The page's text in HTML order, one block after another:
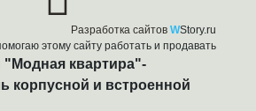
Разработка сайтов WStory.ru
этому сайту работать и продавать
квартира"-
корпусной и встроенной